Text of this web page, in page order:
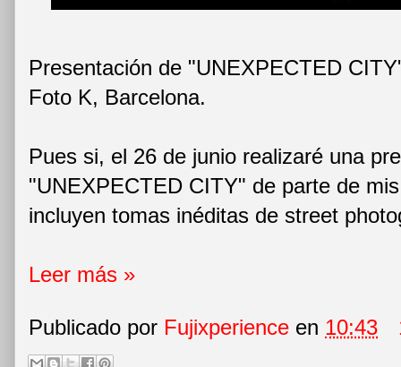
Presentación de "UNEXPECTED
Foto K, Barcelona.
Pues si, el 26 de junio realizaré una
"UNEXPECTED CITY" de parte de
incluyen tomas inéditas de street
Leer más »
Publicado por Fujixperience en 10:43